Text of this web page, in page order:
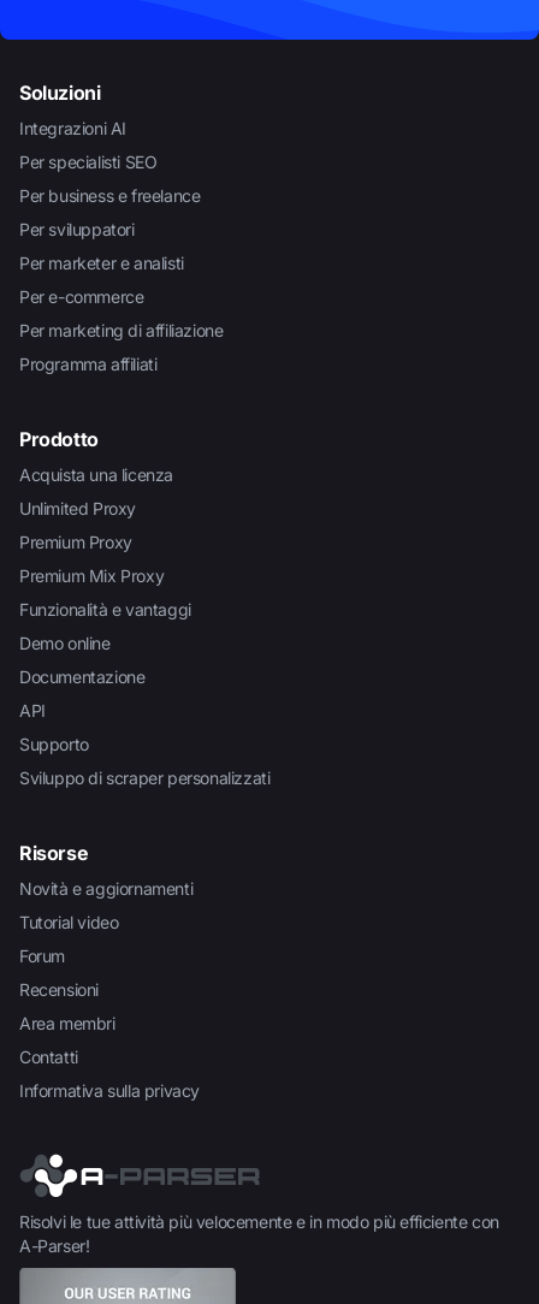
Soluzioni
Integrazioni AI
Per specialisti SEO
Per business e freelance
Per sviluppatori
Per marketer e analisti
Per e-commerce
Per marketing di affiliazione
Programma affiliati
Prodotto
Acquista una licenza
Unlimited Proxy
Premium Proxy
Premium Mix Proxy
Funzionalità e vantaggi
Demo online
Documentazione
API
Supporto
Sviluppo di scraper personalizzati
Risorse
Novità e aggiornamenti
Tutorial video
Forum
Recensioni
Area membri
Contatti
Informativa sulla privacy
Risolvi le tue attività più velocemente e in modo più efficiente con
A-Parser!